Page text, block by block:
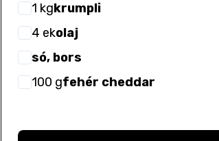
1 kgkrumpli
4 ekolaj
só, bors
100 gfehér cheddar